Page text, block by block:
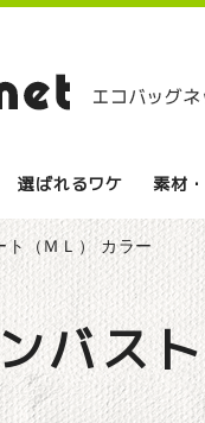
選ばれるワケ 素材
ト（ＭＬ） カラー
バス